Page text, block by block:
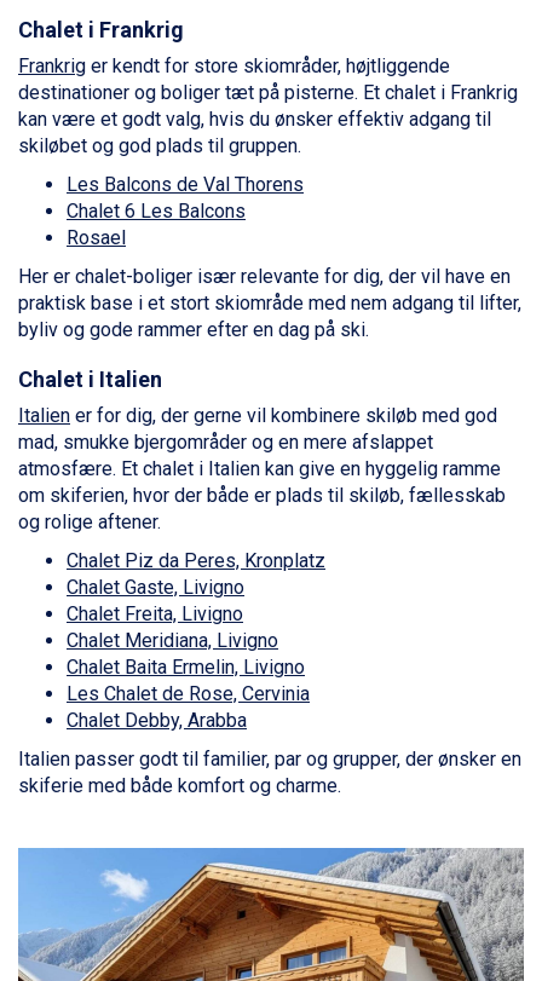
Champoluc fra DKK 3.795
Sestriere fra DKK 4.395
Wagrain fra DKK 4.645
Ischgl fra DKK 7.095
Fieberbrunn fra DKK 6.145
St. Anton fra DKK 7.245
Zell am See fra DKK 4.095
Livigno fra DKK 4.145
Canazei fra DKK 4.745
Ponte di Legno fra DKK 4.745
Sauze dOulx fra DKK 4.045
Alleghe fra DKK 5.595
Bad Gastein fra DKK 4.195
Arabba fra DKK 7.045
La Thuile fra DKK 4.595
Val Thorens fra DKK 5.395
Cervinia fra DKK 5.295
Bad Hofgastein fra DKK 5.495
Passo Tonale fra DKK 3.795
Saalbach fra DKK 5.945
Sölden fra DKK 8.445
Champoluc fra DKK 3.795
Sestriere fra DKK 4.395
Wagrain fra DKK 4.645
Ischgl fra DKK 7.095
Fieberbrunn fra DKK 6.145
St. Anton fra DKK 7.245
Zell am See fra DKK 4.095
Livigno fra DKK 4.145
Canazei fra DKK 4.745
Sauze dOulx fra DKK 4.045
Alleghe fra DKK 5.595
Bad Gastein fra DKK 4.195
Arabba fra DKK 7.045
La Thuile fra DKK 4.595
Chalet i Frankrig
Frankrig er kendt for store skiområder, højtliggende
destinationer og boliger tæt på pisterne. Et chalet i Frankrig
kan være et godt valg, hvis du ønsker effektiv adgang til
skiløbet og god plads til gruppen.
Les Balcons de Val Thorens
Chalet 6 Les Balcons
Rosael
Her er chalet-boliger især relevante for dig, der vil have en
praktisk base i et stort skiområde med nem adgang til lifter,
byliv og gode rammer efter en dag på ski.
Chalet i Italien
Italien er for dig, der gerne vil kombinere skiløb med god
mad, smukke bjergområder og en mere afslappet
atmosfære. Et chalet i Italien kan give en hyggelig ramme
om skiferien, hvor der både er plads til skiløb, fællesskab
og rolige aftener.
Chalet Piz da Peres, Kronplatz
Chalet Gaste, Livigno
Chalet Freita, Livigno
Chalet Meridiana, Livigno
Chalet Baita Ermelin, Livigno
Les Chalet de Rose, Cervinia
Chalet Debby, Arabba
Italien passer godt til familier, par og grupper, der ønsker en
skiferie med både komfort og charme.